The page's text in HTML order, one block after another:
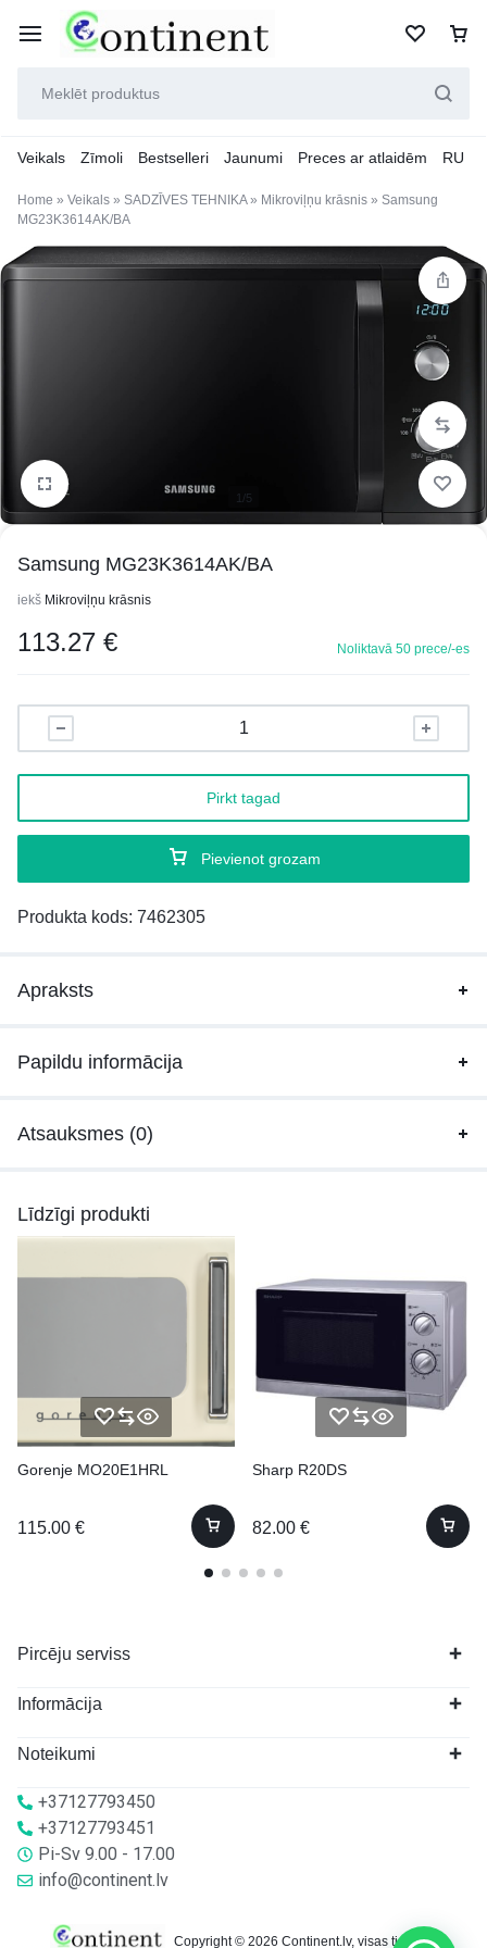
Veikals Zīmoli Bestselleri Jaunumi Preces ar atlaidēm RU
Home » Veikals » SADZĪVES TEHNIKA» Mikroviļņu krāsnis » Samsung
MG23K3614AK/BA
1/5
Samsung MG23K3614AK/BA
iekš Mikroviļņu krāsnis
113.27 € Noliktavā 50 prece/-es
Pievienot grozam
Pirkt tagad
Produkta kods: 7462305
Apraksts
Papildu informācija
Atsauksmes (0)
Līdzīgi produkti
Gorenje MO20E1HRL
115.00 €
Sharp R20DS
82.00 €
Pircēju serviss
Informācija
Noteikumi
+37127793450
+37127793451
Pi-Sv 9.00 - 17.00
info@continent.lv
Copyright © 2026 Continent.lv, visas tiesības